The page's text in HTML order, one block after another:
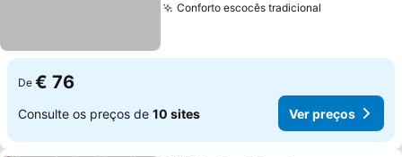
Conforto escocês tradicional
De € 76
Consulte os preços de 10 sites Ver preços